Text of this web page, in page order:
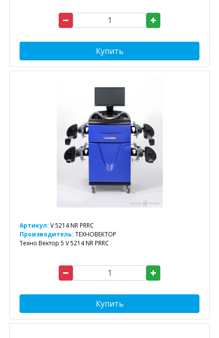
Купить
Артикул: V 5214 NR PRRC
Производитель: ТЕХНОВЕКТОР
Техно Вектор 5 V 5214 NR PRRC
Купить